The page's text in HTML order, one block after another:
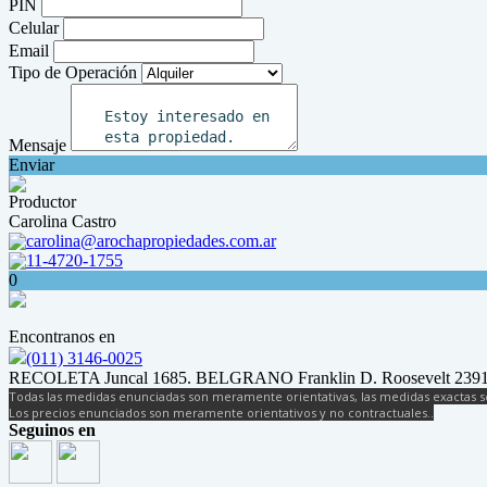
PIN
Celular
Email
Tipo de Operación
Mensaje
Enviar
Productor
Carolina Castro
carolina@arochapropiedades.com.ar
11-4720-1755
0
Encontranos en
(011) 3146-0025
RECOLETA Juncal 1685. BELGRANO Franklin D. Roosevelt
Todas las medidas enunciadas son meramente orientativas, las medidas
Los precios enunciados son meramente orientativos y no contractuales..
Seguinos en